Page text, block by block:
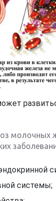
молочных
системы;